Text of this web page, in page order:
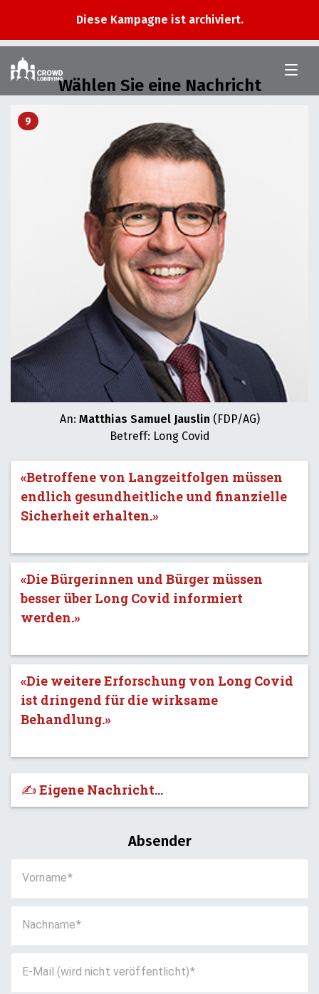
Diese Kampagne ist archiviert.
Wählen Sie eine Nachricht
9
An: Matthias Samuel Jauslin (FDP/AG)
Betreff: Long Covid
«Betroffene von Langzeitfolgen müssen
endlich gesundheitliche und finanzielle
Sicherheit erhalten.»
«Die Bürgerinnen und Bürger müssen
besser über Long Covid informiert
werden.»
«Die weitere Erforschung von Long Covid
ist dringend für die wirksame
Behandlung.»
✍️ Eigene Nachricht...
Absender
Vorname
Nachname
E-Mail (wird nicht veröffentlicht)